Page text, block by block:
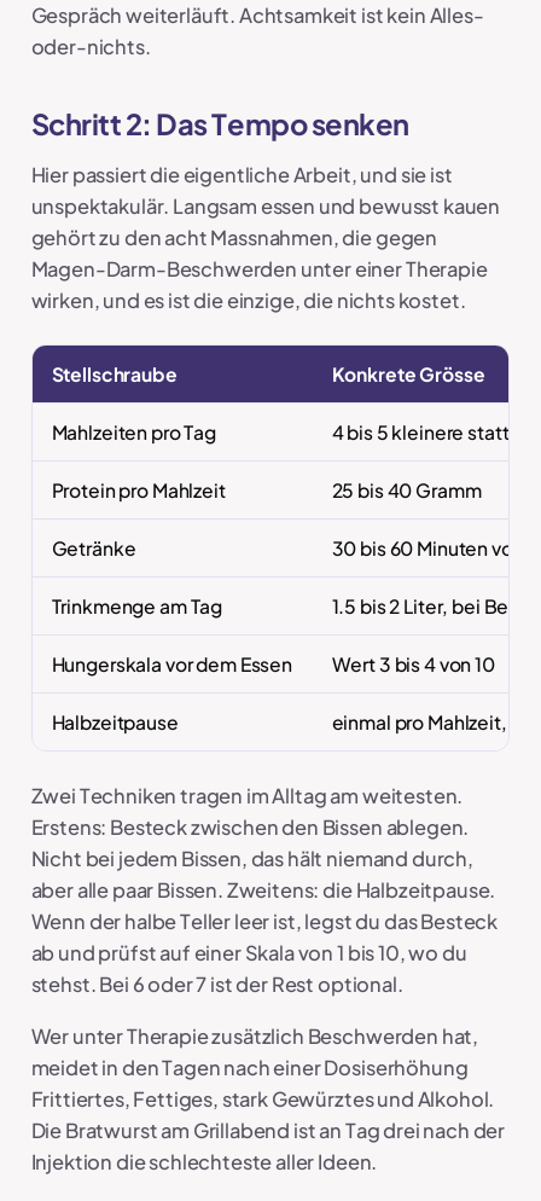
Gespräch weiterläuft. Achtsamkeit ist kein Alles-
oder-nichts.
Schritt 2: Das Tempo senken
Hier passiert die eigentliche Arbeit, und sie ist
unspektakulär. Langsam essen und bewusst kauen
gehört zu den acht Massnahmen, die gegen
Magen-Darm-Beschwerden unter einer Therapie
wirken, und es ist die einzige, die nichts kostet.
Stellschraube Konkrete Grösse
Mahlzeiten pro Tag 4 bis 5 kleinere statt 3
Protein pro Mahlzeit 25 bis 40 Gramm
Getränke 30 bis 60 Minuten vor
Trinkmenge am Tag 1.5 bis 2 Liter, bei
Hungerskala vor dem Essen Wert 3 bis 4 von 10
Halbzeitpause einmal pro Mahlzeit,
Zwei Techniken tragen im Alltag am weitesten.
Erstens: Besteck zwischen den Bissen ablegen.
Nicht bei jedem Bissen, das hält niemand durch,
aber alle paar Bissen. Zweitens: die Halbzeitpause.
Wenn der halbe Teller leer ist, legst du das Besteck
ab und prüfst auf einer Skala von 1 bis 10, wo du
stehst. Bei 6 oder 7 ist der Rest optional.
Wer unter Therapie zusätzlich Beschwerden hat,
meidet in den Tagen nach einer Dosiserhöhung
Frittiertes, Fettiges, stark Gewürztes und Alkohol.
Die Bratwurst am Grillabend ist an Tag drei nach der
Injektion die schlechteste aller Ideen.